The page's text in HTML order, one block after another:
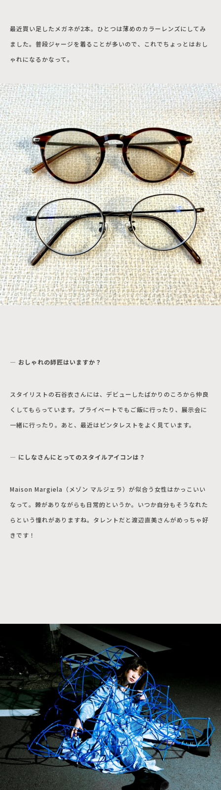
最近買い足したメガネが2本。ひとつは薄めのカラーレンズにしてみ
ました。普段ジャージを着ることが多いので、これでちょっとはおし
ゃれになるかなって。
― おしゃれの師匠はいますか？
スタイリストの石谷衣さんには、デビューしたばかりのころから仲良
くしてもらっています。プライベートでもご飯に行ったり、展示会に
一緒に行ったり。あと、最近はピンタレストをよく見ています。
― にしなさんにとってのスタイルアイコンは？
Maison Margiela（メゾン マルジェラ）が似合う女性はかっこいい
なって。棘がありながらも日常的というか。いつか自分もそうなれた
らという憧れがありますね。タレントだと渡辺直美さんがめっちゃ好
きです！